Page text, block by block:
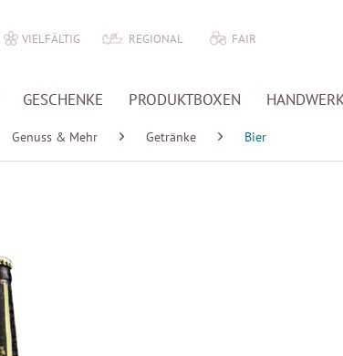
VIELFÄLTIG REGIONAL FAIR
GESCHENKE PRODUKTBOXEN
Genuss & Mehr Getränke Bier